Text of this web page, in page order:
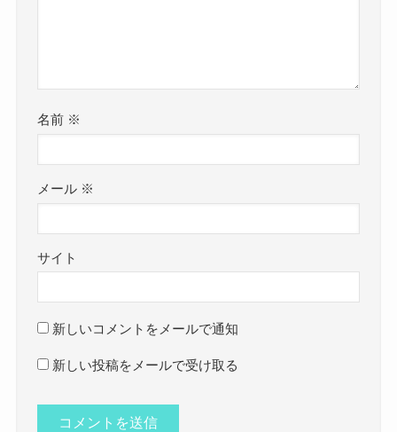
名前 ※
メール ※
サイト
新しいコメントをメールで通知
新しい投稿をメールで受け取る